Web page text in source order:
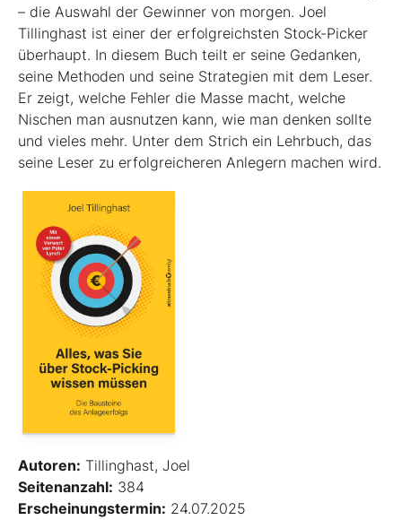
– die Auswahl der Gewinner von morgen. Joel
Tillinghast ist einer der erfolgreichsten Stock-Picker
überhaupt. In diesem Buch teilt er seine Gedanken,
seine Methoden und seine Strategien mit dem Leser.
Er zeigt, welche Fehler die Masse macht, welche
Nischen man ausnutzen kann, wie man denken sollte
und vieles mehr. Unter dem Strich ein Lehrbuch, das
seine Leser zu erfolgreicheren Anlegern machen wird.
Autoren: Tillinghast, Joel
Seitenanzahl: 384
Erscheinungstermin: 24.07.2025